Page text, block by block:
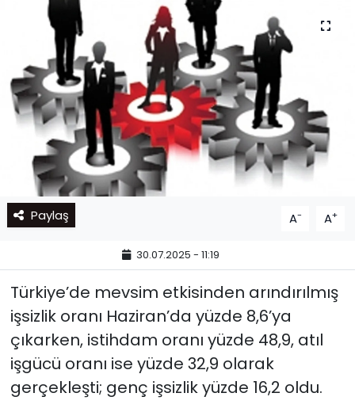
Paylaş A- A+
30.07.2025 - 11:19
Türkiye’de mevsim etkisinden arındırılmış
işsizlik oranı Haziran’da yüzde 8,6’ya
çıkarken, istihdam oranı yüzde 48,9, atıl
işgücü oranı ise yüzde 32,9 olarak
gerçekleşti; genç işsizlik yüzde 16,2 oldu.
Son Dakika Haberleri
Haber Arşivi